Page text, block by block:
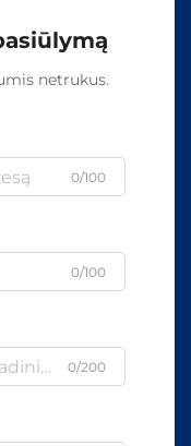
netrukus.
0/100
0/100
0/200